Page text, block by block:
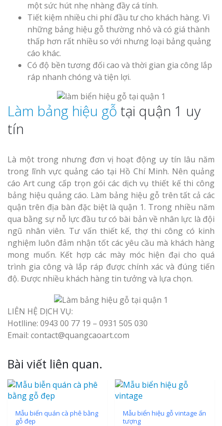
một sức hút nhẹ nhàng đầy cá tính.
Tiết kiệm nhiều chi phí đầu tư cho khách hàng. Vì
những bảng hiệu gỗ thường nhỏ và có giá thành
thấp hơn rất nhiều so với nhưng loại bảng quảng
cáo khác.
Có độ bền tương đối cao và thời gian gia công lắp
ráp nhanh chóng và tiện lợi.
Làm bảng hiệu gỗ tại quận 1 uy
tín
Là một trong nhưng đơn vị hoạt động uy tín lâu năm
trong lĩnh vực quảng cáo tại Hồ Chí Minh. Nên quảng
cáo Art cung cấp trọn gói các dịch vụ thiết kế thi công
bảng hiệu quảng cáo. Làm bảng hiệu gỗ trên tất cả các
quận trên địa bàn đặc biệt là quận 1. Trong nhiều năm
qua bằng sự nỗ lực đầu tư có bài bản về nhân lực là đội
ngũ nhân viên. Tư vấn thiết kế, thợ thi công có kinh
nghiệm luôn đảm nhận tốt các yêu cầu mà khách hàng
mong muốn. Kết hợp các mày móc hiện đại cho quá
trình gia công và lắp ráp được chính xác và đúng tiến
độ. Được nhiều khách hàng tin tưởng và lựa chọn.
LIÊN HỆ DỊCH VỤ:
Hotlline: 0943 00 77 19 – 0931 505 030
Email: contact@quangcaoart.com
Bài viết liên quan.
Mẫu biển quán cà phê bằng
gỗ đẹp
Mẫu biển hiệu gỗ vintage ấn
tượng
Thi Công
Nghệ An Nâng Tầm
Rẻ Tại Vinh Giải Pháp
Quả
Biển Led
Ma Trận
Thi Công
Nghiệp
Làm Biển
Mica Tại Vinh Lấy
tại Vinh Nghệ An
Làm Biển
Mỹ Phẩm Vinh Thu
Hàng